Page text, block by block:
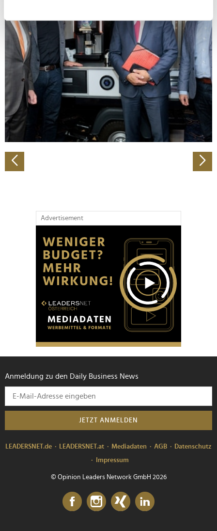
bestimmten Merkmalen (Fingerprinting) identifizieren
Erfahren Sie mehr darüber, wie Ihre persönlichen Daten
verarbeitet werden, und legen Sie Ihre Präferenzen im
Abschnitt Einzelheitenfest.
Wir verwenden Cookies, um Inhalte und Anzeigen zu
personalisieren, Funktionen für soziale Medien anbieten
zu können und die Zugriffe auf unsere Website zu
analysieren. Außerdem geben wir Informationen zu Ihrer
Verwendung unserer Website an unsere Partner für
Partner führen diese Informationen möglicherweise mit
weiteren Daten zusammen, die Sie ihnen bereitgestellt
Advertisement
Anmeldung zu den Daily Business News
JETZT ANMELDEN
LEADERSNET.de LEADERSNET.at Mediadaten AGB
Datenschutz
Impressum
© Opinion Leaders Network GmbH 2026